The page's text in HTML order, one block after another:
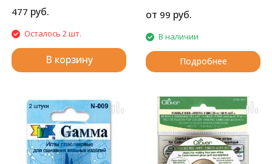
477 руб.
Осталось 2 шт.
В корзину
от 99 руб.
В наличии
Подробнее